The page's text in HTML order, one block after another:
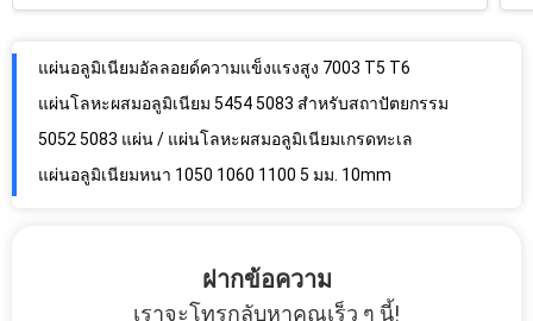
แผ่นโลหะผสมอลูมิเนียม 5454 5083 สำหรับสถาปัตยกรรม
5052 5083 แผ่น / แผ่นโลหะผสมอลูมิเนียมเกรดทะเล
แผ่นอลูมิเนียมหนา 1050 1060 1100 5 มม. 10mm
แผ่นอลูมิเนียมหนา 4032 6061 6083 6063 5 มม
1000 ซีรี่ส์ 1060 1100 1050 5052 อลูมิเนียมแผ่นนูน
Mirror Finish Alloy Metal Anodized แผ่น / แผ่นอลูมิเนียม
ฝากข้อความ
เราจะโทรกลับหาคุณเร็ว ๆ นี้!